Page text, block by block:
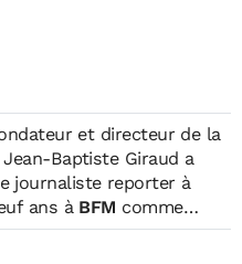
et directeur de la
journaliste reporter à
ans à BFM comme
et intervieweur. En
pour